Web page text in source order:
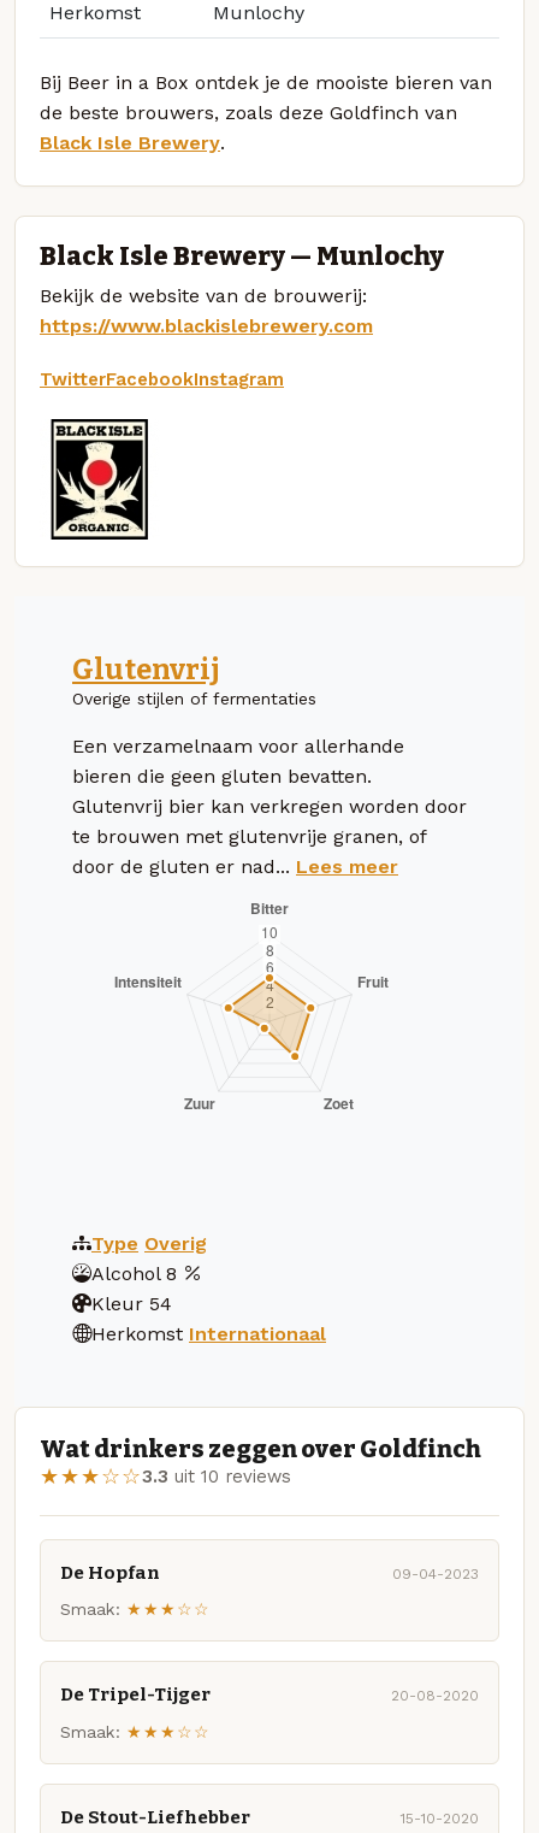
Herkomst Munlochy
Bij Beer in a Box ontdek je de mooiste bieren van
de beste brouwers, zoals deze Goldfinch van
Black Isle Brewery.
Black Isle Brewery — Munlochy
Bekijk de website van de brouwerij:
https://www.blackislebrewery.com
TwitterFacebookInstagram
Glutenvrij
Overige stijlen of fermentaties
Een verzamelnaam voor allerhande
bieren die geen gluten bevatten.
Glutenvrij bier kan verkregen worden door
te brouwen met glutenvrije granen, of
door de gluten er nad... Lees meer
Type Overig
Alcohol 8
Kleur 54
Herkomst Internationaal
Wat drinkers zeggen over Goldfinch
★★★☆☆3.3 uit 10 reviews
De Hopfan 09-04-2023
Smaak: ★★★☆☆
De Tripel-Tijger 20-08-2020
Smaak: ★★★☆☆
De Stout-Liefhebber 15-10-2020